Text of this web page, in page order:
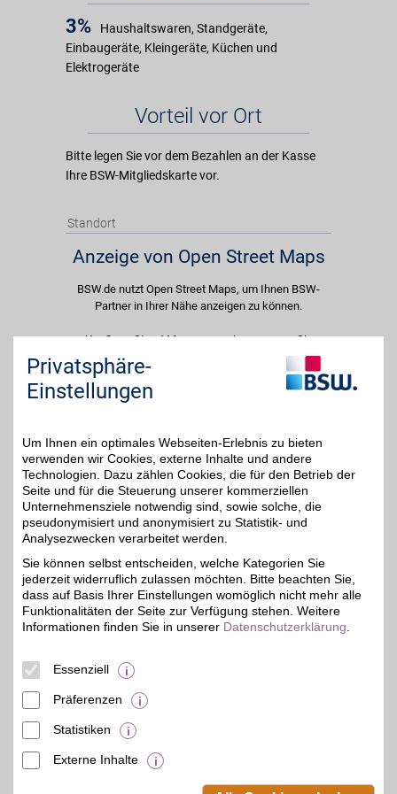
3%
Haushaltswaren, Standgeräte,
Einbaugeräte, Kleingeräte, Küchen und
Elektrogeräte
Vorteil vor Ort
Bitte legen Sie vor dem Bezahlen an der Kasse
Ihre BSW-Mitgliedskarte vor.
Standort
Anzeige von Open Street Maps
BSW.de nutzt Open Street Maps, um Ihnen BSW-
Partner in Ihrer Nähe anzeigen zu können.
Um Open Street Maps anzuzeigen passen Sie
bitte Ihre Cookie-Einstellungen an und erlauben
Sie "Externe Inhalte". Diese Auswahl können Sie
jederzeit über die Cookie-Einstellungen im
unteren Seitenbereich ändern.
Einstellungen anpassen
Adresse
Marktstr. 7
35390 Gießen
Privatsphäre-
Einstellungen
Um Ihnen ein optimales Webseiten-Erlebnis zu bieten
verwenden wir Cookies, externe Inhalte und andere
Technologien. Dazu zählen Cookies, die für den Betrieb der
Seite und für die Steuerung unserer kommerziellen
Unternehmensziele notwendig sind, sowie solche, die
pseudonymisiert und anonymisiert zu Statistik- und
Analysezwecken verarbeitet werden.
Sie können selbst entscheiden, welche Kategorien Sie
jederzeit widerruflich zulassen möchten. Bitte beachten Sie,
dass auf Basis Ihrer Einstellungen womöglich nicht mehr alle
Funktionalitäten der Seite zur Verfügung stehen. Weitere
Informationen finden Sie in unserer Datenschutzerklärung
Essenziell
Präferenzen
Statistiken
Externe Inhalte